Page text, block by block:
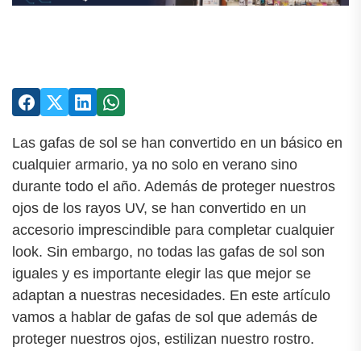
Las gafas de sol se han convertido en un básico en
cualquier armario, ya no solo en verano sino
durante todo el año. Además de proteger nuestros
ojos de los rayos UV, se han convertido en un
accesorio imprescindible para completar cualquier
look. Sin embargo, no todas las gafas de sol son
iguales y es importante elegir las que mejor se
adaptan a nuestras necesidades. En este artículo
vamos a hablar de gafas de sol que además de
proteger nuestros ojos, estilizan nuestro rostro.